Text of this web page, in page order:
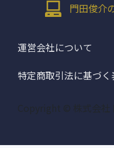
門田俊介
運営会社について
特定商取引法に基づく
Copyright © 株式会社